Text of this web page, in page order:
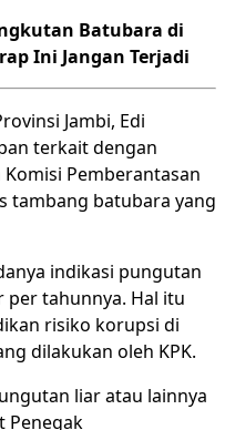
Batubara di
Ini Jangan Terjadi
Jambi, Edi
terkait dengan
Pemberantasan
tambang batubara yang
indikasi pungutan
per tahunnya. Hal itu
risiko korupsi di
dilakukan oleh KPK.
liar atau lainnya
Penegak